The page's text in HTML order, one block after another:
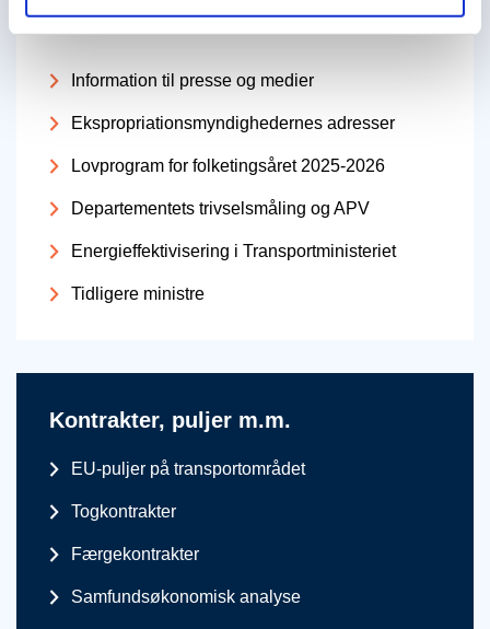
Information til presse og medier
Ekspropriationsmyndighedernes adresser
Lovprogram for folketingsåret 2025-2026
Departementets trivselsmåling og APV
Energieffektivisering i Transportministeriet
Tidligere ministre
Kontrakter, puljer m.m.
EU-puljer på transportområdet
Togkontrakter
Færgekontrakter
Samfundsøkonomisk analyse